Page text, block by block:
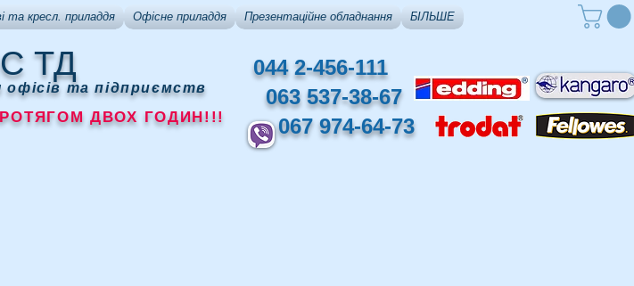
та кресл. приладдя Офісне приладдя Презентаційне обладнання БІЛЬШЕ
ТД
офісів та підприємств
ДВОХ ГОДИН!!!
044 2-456-111
063 537-38-67
067 974-64-73